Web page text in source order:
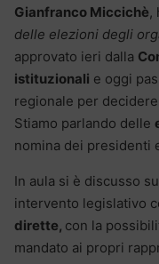
Gianfranco Miccichè,
delle elezioni degli
approvato ieri dalla
istituzionali e oggi
regionale per
Stiamo parlando delle
nomina dei presidenti
In aula si è discusso
intervento legislativo
dirette, con la
mandato ai propri